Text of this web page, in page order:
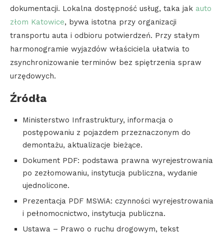
dokumentacji. Lokalna dostępność usług, taka jak auto
złom Katowice, bywa istotna przy organizacji
transportu auta i odbioru potwierdzeń. Przy stałym
harmonogramie wyjazdów właściciela ułatwia to
zsynchronizowanie terminów bez spiętrzenia spraw
urzędowych.
Źródła
Ministerstwo Infrastruktury, informacja o
postępowaniu z pojazdem przeznaczonym do
demontażu, aktualizacje bieżące.
Dokument PDF: podstawa prawna wyrejestrowania
po zezłomowaniu, instytucja publiczna, wydanie
ujednolicone.
Prezentacja PDF MSWiA: czynności wyrejestrowania
i pełnomocnictwo, instytucja publiczna.
Ustawa – Prawo o ruchu drogowym, tekst